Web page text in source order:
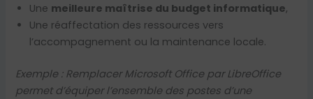
Une meilleure maîtrise du budget informatique,
Une réaffectation des ressources vers
l’accompagnement ou la maintenance locale.
Exemple : Remplacer Microsoft Office par LibreOffice
permet d’équiper l’ensemble des postes d’une